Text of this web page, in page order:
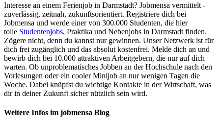
Interesse an einem Ferienjob in Darmstadt? Jobmensa vermittelt -
zuverlässig, zeitnah, zukunftsorientiert. Registriere dich bei
Jobmensa und werde einer von 300.000 Studenten, die hier
tolle Studentenjobs, Praktika und Nebenjobs in Darmstadt finden.
Zögere nicht, denn du kannst nur gewinnen. Unser Netzwerk ist für
dich frei zugänglich und das absolut kostenfrei. Melde dich an und
bewirb dich bei 10.000 attraktiven Arbeitgebern, die nur auf dich
warten. Ob unproblematisches Jobben an der Hochschule nach den
Vorlesungen oder ein cooler Minijob an nur wenigen Tagen die
Woche. Dabei knüpfst du wichtige Kontakte in der Wirtschaft, was
dir in deiner Zukunft sicher nützlich sein wird.
Weitere Infos im jobmensa Blog